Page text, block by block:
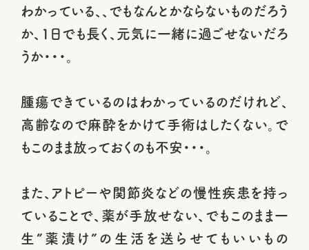
わかっている、、でもなんとかならないものだろう
か、1日でも長く、元気に一緒に過ごせないだろ
うか・・・。
腫瘍できているのはわかっているのだけれど、
高齢なので麻酔をかけて手術はしたくない。で
もこのまま放っておくのも不安・・・。
また、アトピーや関節炎などの慢性疾患を持っ
ていることで、薬が手放せない、でもこのまま一
生”薬漬け”の生活を送らせてもいいもの